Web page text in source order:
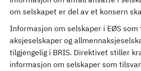
om selskapet er del av et konsern
Informasjon om selskaper i EØS
aksjeselskaper og
tilgjengelig i BRIS. Direktivet stiller
informasjon om selskaper som